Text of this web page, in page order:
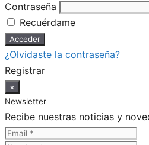
Contraseña
Recuérdame
¿Olvidaste la contraseña?
Registrar
×
Newsletter
Recibe nuestras noticias y